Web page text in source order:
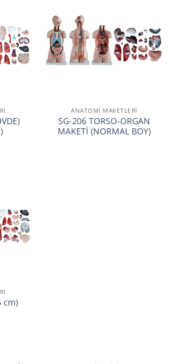
ANATOMİ MAKETLERİ
SG-206 TORSO-ORGAN
MAKETİ (NORMAL BOY)
cm)